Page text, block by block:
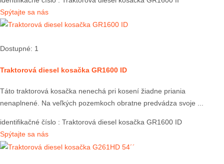
Spýtajte sa nás
Dostupné: 1
Traktorová diesel kosačka GR1600 ID
Táto traktorová kosačka nenechá pri kosení žiadne priania
nenaplnené. Na veľkých pozemkoch obratne predvádza svoje ...
identifikačné číslo : Traktorová diesel kosačka GR1600 ID
Spýtajte sa nás